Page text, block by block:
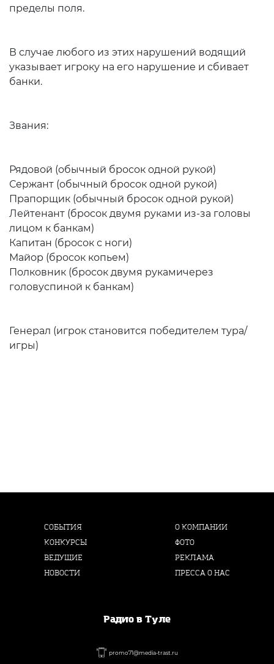
пределы поля.
В случае любого из этих нарушений водящий
указывает игроку на его нарушение и сбивает
банки.
Звания:
Рядовой (обычный бросок одной рукой)
Сержант (обычный бросок одной рукой)
Прапорщик (обычный бросок одной рукой)
Лейтенант (бросок двумя руками из-за головы
лицом к банкам)
Капитан (бросок с ноги)
Майор (бросок копьем)
Полковник (бросок двумя рукамичерез
головуспиной к банкам)
Генерал (игрок становится победителем тура/
игры)
СОБЫТИЯ
КОНКУРСЫ
ВЕДУЩИЕ
НОВОСТИ
О КОМПАНИИ
ФОТО
РЕКЛАМА
ПРЕССА О НАС
Радио в Туле
promo71@media-trast.ru